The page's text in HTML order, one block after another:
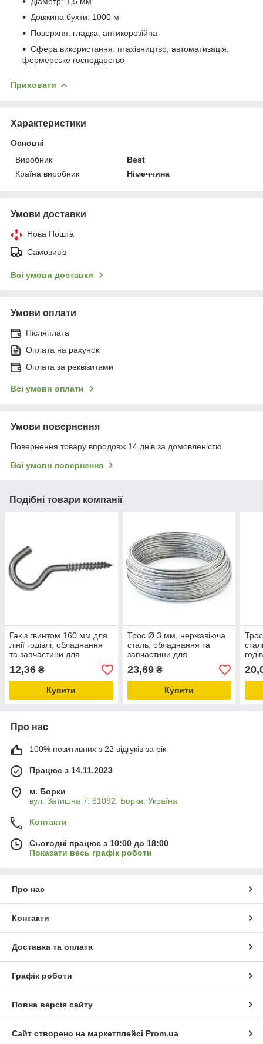
Довжина бухти: 1000 м
Поверхня: гладка, антикорозійна
Сфера використання: птахівництво, автоматизація,
фермерське господарство
Приховати
Характеристики
Основні
Виробник
Best
Країна виробник
Німеччина
Умови доставки
Нова Пошта
Самовивіз
Всі умови доставки
Умови оплати
Післяплата
Оплата на рахунок
Оплата за реквізитами
Всі умови оплати
Умови повернення
Повернення товару впродовж 14 днів за домовленістю
Всі умови повернення
Подібні товари компанії
Гак з гвинтом 160 мм для
лінії годівлі, обладнання
та запчастини для
птахівництва
12,36 ₴
Купити
Трос Ø 3 мм, нержавіюча
сталь, обладнання та
запчастини для
птахівництва
23,69₴
Купити
Про нас
100% позитивних з 22 відгуків за рік
Працює з 14.11.2023
м. Борки
вул. Затишна 7, 81092, Борки, Україна
Контакти
Сьогодні працює з 10:00 до 18:00
Показати весь графік роботи
Про нас
Контакти
Доставка та оплата
Графік роботи
Повна версія сайту
Сайт створено на маркетплейсі Prom.ua